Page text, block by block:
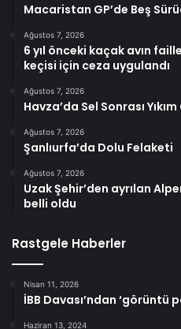
Macaristan GP’de Beş
Ağustos 7, 2026
6 yıl önceki kaçak avın
keçisi için ceza uygulandı
Ağustos 7, 2026
Havza’da Sel Sonrası
Ağustos 7, 2026
Şanlıurfa’da Dolu Felaketi
Ağustos 7, 2026
Uzak Şehir’den ayrılan
belli oldu
Rastgele Haberler
Nisan 11, 2026
İBB Davası’ndan ‘görüntü
Haziran 13, 2024